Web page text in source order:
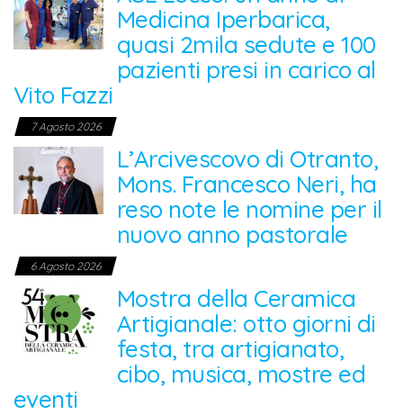
Medicina Iperbarica,
quasi 2mila sedute e 100
pazienti presi in carico al
Vito Fazzi
7 Agosto 2026
L’Arcivescovo di Otranto,
Mons. Francesco Neri, ha
reso note le nomine per il
nuovo anno pastorale
6 Agosto 2026
Mostra della Ceramica
Artigianale: otto giorni di
festa, tra artigianato,
cibo, musica, mostre ed
eventi